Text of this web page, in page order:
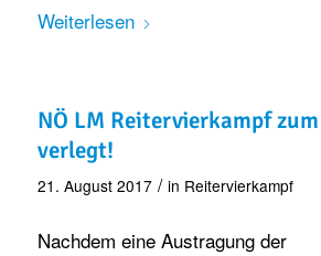
Weiterlesen
NÖ LM Reitervierkampf
verlegt!
21. August 2017 / in Reitervierkampf
Nachdem eine Austragung der